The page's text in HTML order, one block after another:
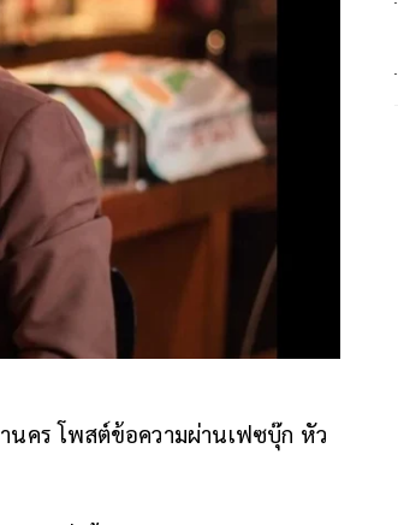
นคร โพสต์ข้อความผ่านเฟซบุ๊ก หัว